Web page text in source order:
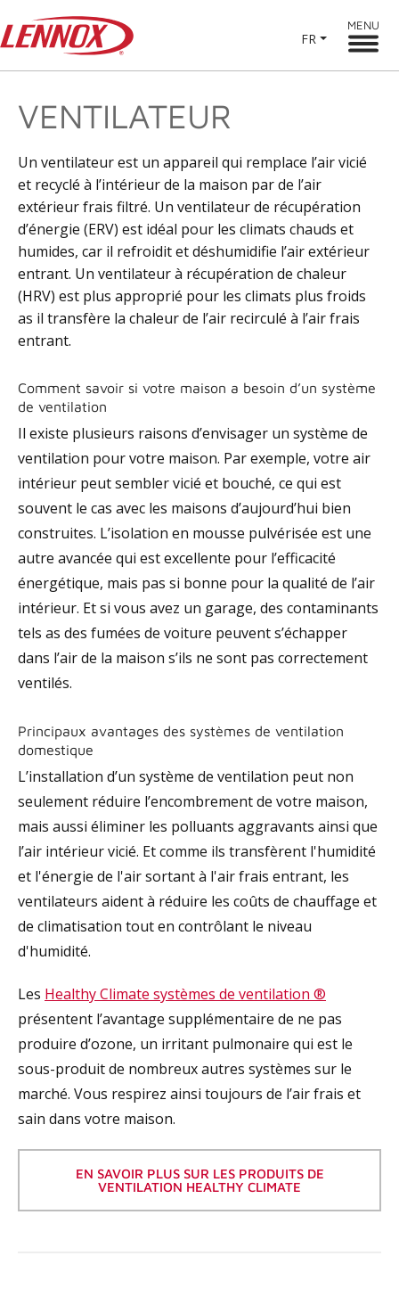
FR
MENU
VENTILATEUR
Un ventilateur est un appareil qui remplace l’air vicié
et recyclé à l’intérieur de la maison par de l’air
extérieur frais filtré. Un ventilateur de récupération
d’énergie (ERV) est idéal pour les climats chauds et
humides, car il refroidit et déshumidifie l’air extérieur
entrant. Un ventilateur à récupération de chaleur
(HRV) est plus approprié pour les climats plus froids
as il transfère la chaleur de l’air recirculé à l’air frais
entrant.
Comment savoir si votre maison a besoin d’un système
de ventilation
Il existe plusieurs raisons d’envisager un système de
ventilation pour votre maison. Par exemple, votre air
intérieur peut sembler vicié et bouché, ce qui est
souvent le cas avec les maisons d’aujourd’hui bien
construites. L’isolation en mousse pulvérisée est une
autre avancée qui est excellente pour l’efficacité
énergétique, mais pas si bonne pour la qualité de l’air
intérieur. Et si vous avez un garage, des contaminants
tels as des fumées de voiture peuvent s’échapper
dans l’air de la maison s’ils ne sont pas correctement
ventilés.
Principaux avantages des systèmes de ventilation
domestique
L’installation d’un système de ventilation peut non
seulement réduire l’encombrement de votre maison,
mais aussi éliminer les polluants aggravants ainsi que
l’air intérieur vicié. Et comme ils transfèrent l'humidité
et l'énergie de l'air sortant à l'air frais entrant, les
ventilateurs aident à réduire les coûts de chauffage et
de climatisation tout en contrôlant le niveau
d'humidité.
Les Healthy Climate systèmes de ventilation ®
présentent l’avantage supplémentaire de ne pas
produire d’ozone, un irritant pulmonaire qui est le
sous-produit de nombreux autres systèmes sur le
marché. Vous respirez ainsi toujours de l’air frais et
sain dans votre maison.
EN SAVOIR PLUS SUR LES PRODUITS DE
VENTILATION HEALTHY CLIMATE